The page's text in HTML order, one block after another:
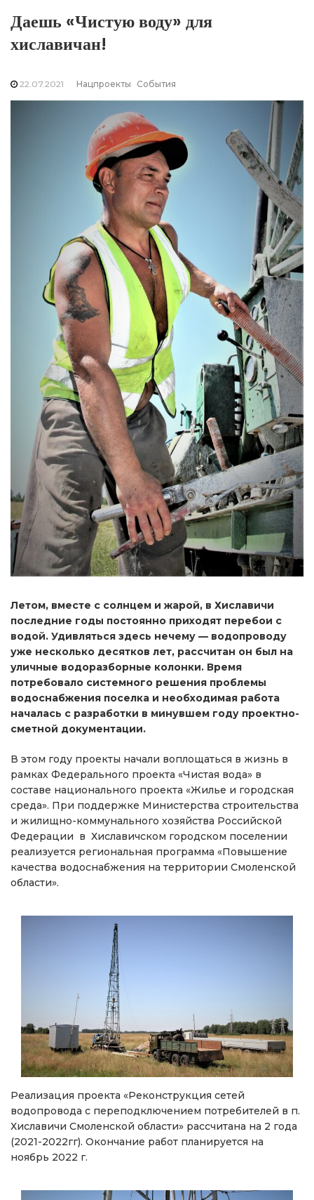
Даешь «Чистую воду» для
хиславичан!
22.07.2021 Нацпроекты События
Летом, вместе с солнцем и жарой, в Хиславичи
последние годы постоянно приходят перебои с
водой. Удивляться здесь нечему — водопроводу
уже несколько десятков лет, рассчитан он был на
уличные водоразборные колонки. Время
потребовало системного решения проблемы
водоснабжения поселка и необходимая работа
началась с разработки в минувшем году проектно-
сметной документации.
В этом году проекты начали воплощаться в жизнь в
рамках Федерального проекта «Чистая вода» в
составе национального проекта «Жилье и городская
среда». При поддержке Министерства строительства
и жилищно-коммунального хозяйства Российской
Федерации в Хиславичском городском поселении
реализуется региональная программа «Повышение
качества водоснабжения на территории Смоленской
области».
Реализация проекта «Реконструкция сетей
водопровода с переподключением потребителей в п.
Хиславичи Смоленской области» рассчитана на 2 года
(2021-2022гг). Окончание работ планируется на
ноябрь 2022 г.